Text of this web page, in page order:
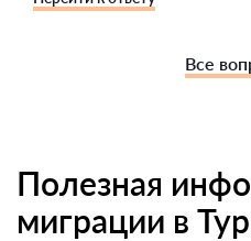
Все
Полезная
миграции в